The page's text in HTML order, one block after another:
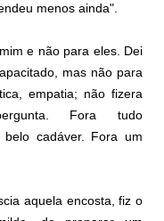
menos ainda".
e não para eles. Dei
mas não para
empatia; não fizera
Fora tudo
belo cadáver. Fora um
aquela encosta, fiz o